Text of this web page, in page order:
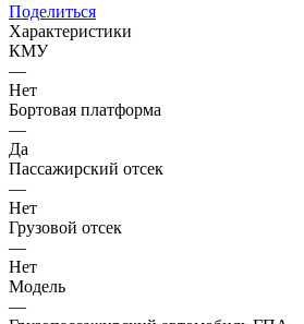
Поделиться
Характеристики
КМУ
—
Нет
Бортовая платформа
—
Да
Пассажирский отсек
—
Нет
Грузовой отсек
—
Нет
Модель
—